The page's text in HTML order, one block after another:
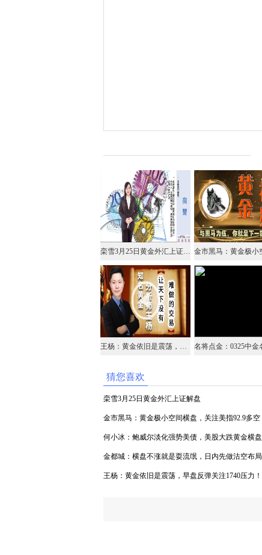
栾雪3月25日黄金外汇上证解盘
王杨：黄金依旧是震荡，早盘反弹关注1740压力！
猜您喜欢
栾雪3月25日黄金外汇上证解盘
金市黑马：黄金极小空间横盘，关注美指92.9多空
得失
何小冰：鲍威尔淡化强势美债，美股大跌黄金横盘
原油大涨
金都城：横盘不涨就是耍流氓，日内先做沽空布局
王杨：黄金依旧是震荡，早盘反弹关注1740压力！